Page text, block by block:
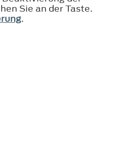
Sie an der Taste.
.